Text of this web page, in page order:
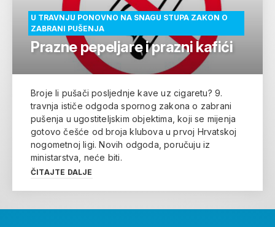
U TRAVNJU PONOVNO NA SNAGU STUPA ZAKON O
ZABRANI PUŠENJA
Prazne pepeljare i prazni kafići
Broje li pušači posljednje kave uz cigaretu? 9.
travnja ističe odgoda spornog zakona o zabrani
pušenja u ugostiteljskim objektima, koji se mijenja
gotovo češće od broja klubova u prvoj Hrvatskoj
nogometnoj ligi. Novih odgoda, poručuju iz
ministarstva, neće biti.
ČITAJTE DALJE